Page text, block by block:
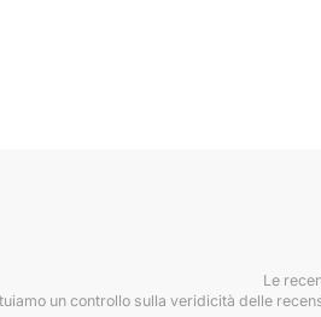
Le
un controllo sulla veridicità delle